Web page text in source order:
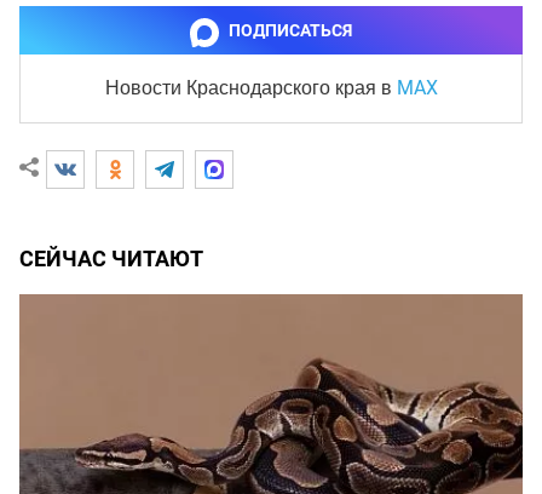
ПОДПИСАТЬСЯ
Новости Краснодарского края в MAX
СЕЙЧАС ЧИТАЮТ